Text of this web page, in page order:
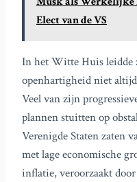
Elect van de VS
In het Witte Huis leidde
openhartigheid niet
Veel van zijn
plannen stuitten op
Verenigde Staten zaten
met lage economische
inflatie, veroorzaakt